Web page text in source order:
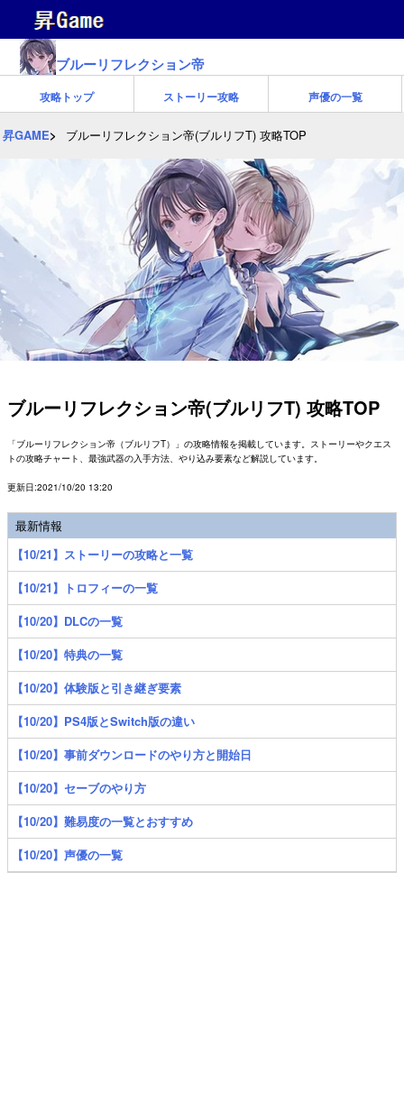
ブルーリフレクション帝
攻略トップ ストーリー攻略 声優の一覧
昇GAME ブルーリフレクション帝(ブルリフT) 攻略TOP
ブルーリフレクション帝(ブルリフT) 攻略TOP
「ブルーリフレクション帝（ブルリフT）」の攻略情報を掲載しています。ストーリーやクエス
トの攻略チャート、最強武器の入手方法、やり込み要素など解説しています。
更新日:2021/10/20 13:20
最新情報
【10/21】ストーリーの攻略と一覧
【10/21】トロフィーの一覧
【10/20】DLCの一覧
【10/20】特典の一覧
【10/20】体験版と引き継ぎ要素
【10/20】PS4版とSwitch版の違い
【10/20】事前ダウンロードのやり方と開始日
【10/20】セーブのやり方
【10/20】難易度の一覧とおすすめ
【10/20】声優の一覧